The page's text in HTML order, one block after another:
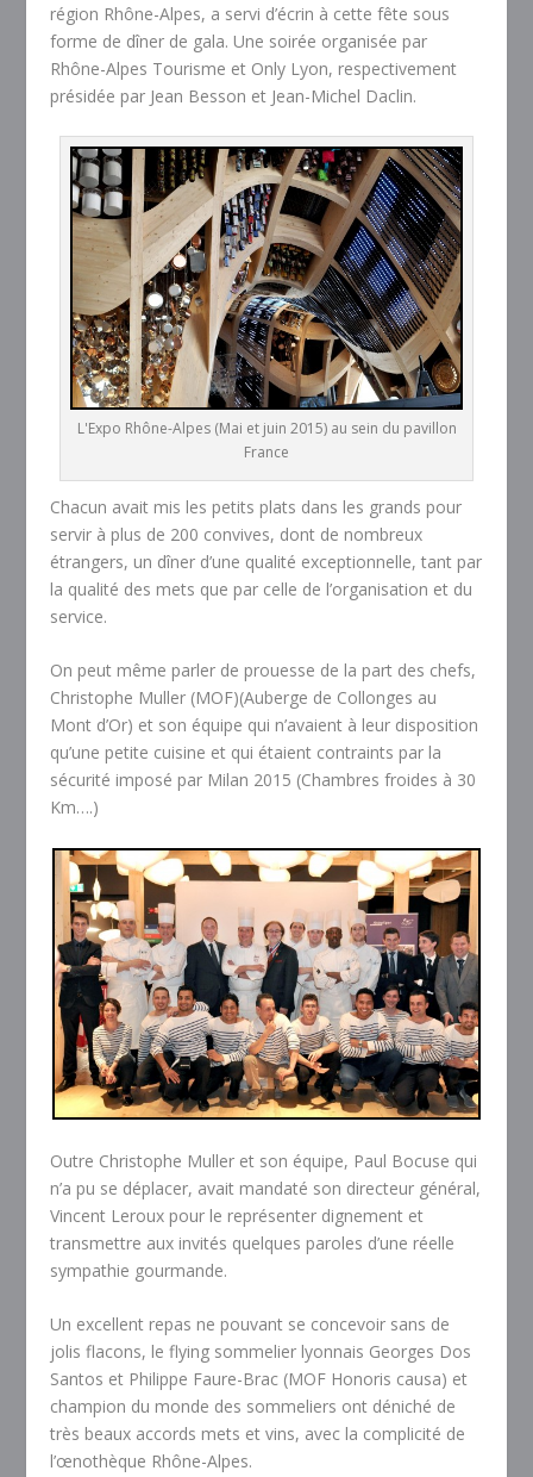
région Rhône-Alpes, a servi d’écrin à cette fête sous
forme de dîner de gala. Une soirée organisée par
Rhône-Alpes Tourisme et Only Lyon, respectivement
présidée par Jean Besson et Jean-Michel Daclin.
L'Expo Rhône-Alpes (Mai et juin 2015) au sein du pavillon
France
Chacun avait mis les petits plats dans les grands pour
servir à plus de 200 convives, dont de nombreux
étrangers, un dîner d’une qualité exceptionnelle, tant par
la qualité des mets que par celle de l’organisation et du
service.
On peut même parler de prouesse de la part des chefs,
Christophe Muller (MOF)(Auberge de Collonges au
Mont d’Or) et son équipe qui n’avaient à leur disposition
qu’une petite cuisine et qui étaient contraints par la
sécurité imposé par Milan 2015 (Chambres froides à 30
Km….)
Outre Christophe Muller et son équipe, Paul Bocuse qui
n’a pu se déplacer, avait mandaté son directeur général,
Vincent Leroux pour le représenter dignement et
transmettre aux invités quelques paroles d’une réelle
sympathie gourmande.
Un excellent repas ne pouvant se concevoir sans de
jolis flacons, le flying sommelier lyonnais Georges Dos
Santos et Philippe Faure-Brac (MOF Honoris causa) et
champion du monde des sommeliers ont déniché de
très beaux accords mets et vins, avec la complicité de
l’œnothèque Rhône-Alpes.